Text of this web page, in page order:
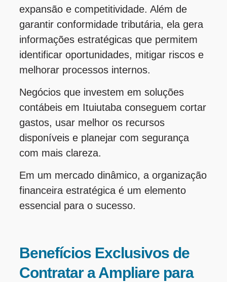
expansão e competitividade. Além de
garantir conformidade tributária, ela gera
informações estratégicas que permitem
identificar oportunidades, mitigar riscos e
melhorar processos internos.
Negócios que investem em soluções
contábeis em Ituiutaba conseguem cortar
gastos, usar melhor os recursos
disponíveis e planejar com segurança
com mais clareza.
Em um mercado dinâmico, a organização
financeira estratégica é um elemento
essencial para o sucesso.
Benefícios Exclusivos de
Contratar a Ampliare para